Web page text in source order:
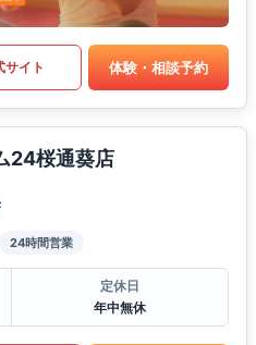
サイト 体験・相談予約
24桜通葵店
24時間営業
定休日
年中無休